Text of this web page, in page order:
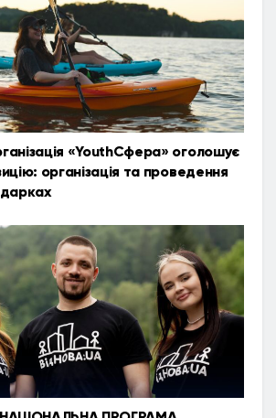
«YouthСфера» оголошує
організація та проведення